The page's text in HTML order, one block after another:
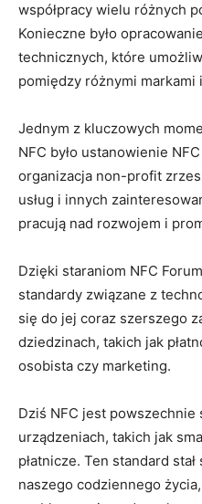
współpracy wielu różnych
Konieczne było
technicznych, które
pomiędzy różnymi markami
Jednym z kluczowych
NFC było ustanowienie
organizacja non-profit
usług i innych
pracują nad rozwojem i
Dzięki staraniom NFC
standardy związane z
się do jej coraz szerszego
dziedzinach, takich jak
osobista czy marketing.
Dziś NFC jest
urządzeniach, takich jak
płatnicze. Ten standard
naszego codziennego